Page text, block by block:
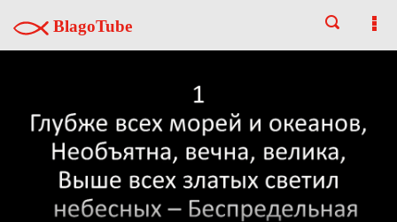
BlagoTube